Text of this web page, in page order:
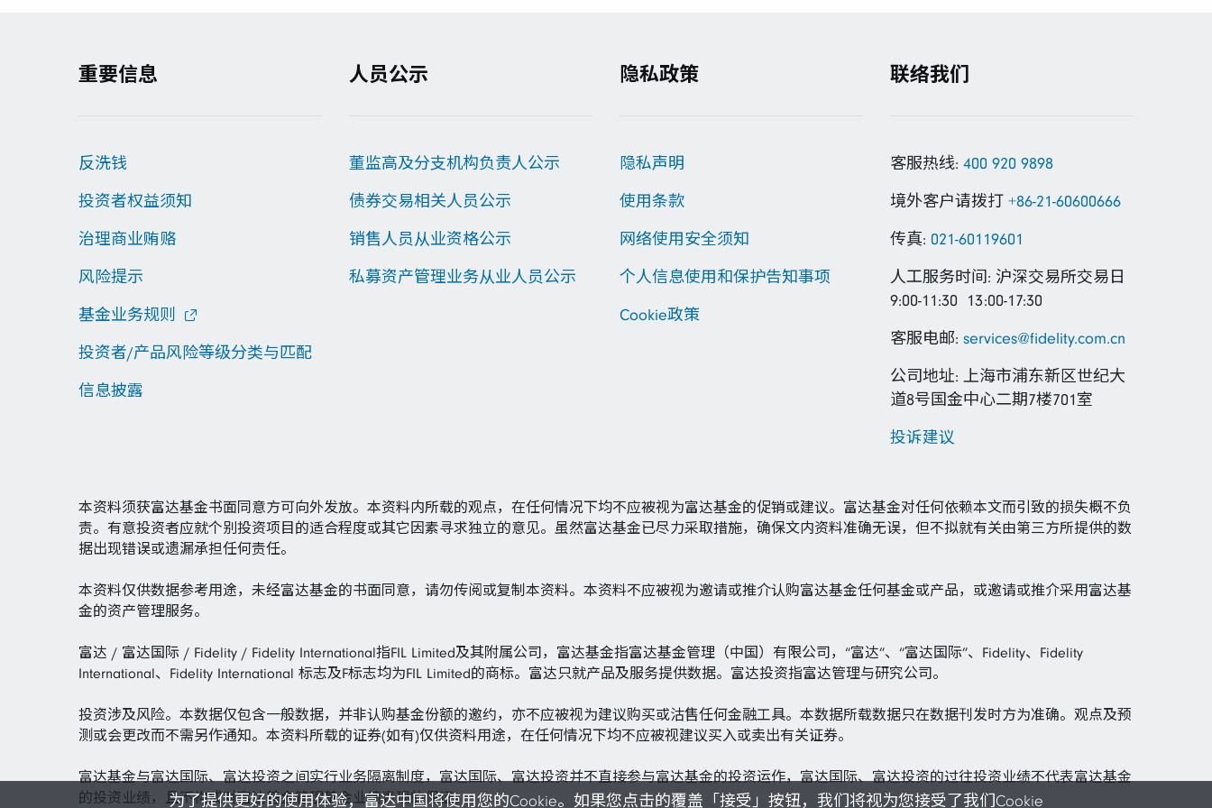
为了提供更好的使用体验，富达中国将使用您的Cookie。如果您点击的覆盖「接受」按钮，我们将视为您接受了我们Cookie
重要信息
反洗钱
投资者权益须知
治理商业贿赂
风险提示
基金业务规则
投资者/产品风险等级分类与匹配
信息披露
人员公示
董监高及分支机构负责人公示
债券交易相关人员公示
销售人员从业资格公示
私募资产管理业务从业人员公示
隐私政策
隐私声明
使用条款
网络使用安全须知
个人信息使用和保护告知事项
Cookie政策
联络我们
客服热线: 400 920 9898
境外客户请拨打 +86-21-60600666
传真: 021-60119601
人工服务时间: 沪深交易所交易日
9:00-11:30 13:00-17:30
客服电邮: services@fidelity.com.cn
公司地址: 上海市浦东新区世纪大
道8号国金中心二期7楼701室
投诉建议
本资料须获富达基金书面同意方可向外发放。本资料内所载的观点，在任何情况下均不应被视为富达基金的促销或建议。富达基金对任何依赖本文而引致的损失概不负
责。有意投资者应就个别投资项目的适合程度或其它因素寻求独立的意见。虽然富达基金已尽力采取措施，确保文内资料准确无误，但不拟就有关由第三方所提供的数
据出现错误或遗漏承担任何责任。
本资料仅供数据参考用途，未经富达基金的书面同意，请勿传阅或复制本资料。本资料不应被视为邀请或推介认购富达基金任何基金或产品，或邀请或推介采用富达基
金的资产管理服务。
富达 / 富达国际 / Fidelity / Fidelity International指FIL Limited及其附属公司，富达基金指富达基金管理（中国）有限公司，“富达”、“富达国际”、Fidelity、Fidelity
International、Fidelity International 标志及F标志均为FIL Limited的商标。富达只就产品及服务提供数据。富达投资指富达管理与研究公司。
投资涉及风险。本数据仅包含一般数据，并非认购基金份额的邀约，亦不应被视为建议购买或沽售任何金融工具。本数据所载数据只在数据刊发时方为准确。观点及预
测或会更改而不需另作通知。本资料所载的证券(如有)仅供资料用途，在任何情况下均不应被视建议买入或卖出有关证券。
富达基金与富达国际、富达投资之间实行业务隔离制度，富达国际、富达投资并不直接参与富达基金的投资运作，富达国际、富达投资的过往投资业绩不代表富达基金
的投资业绩，且不构成对富达基金管理基金业绩表现的保证。